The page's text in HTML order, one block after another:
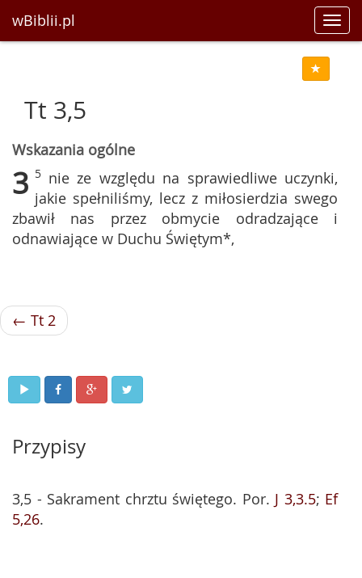
wBiblii.pl
Tt 3,5
Wskazania ogólne
3 5 nie ze względu na sprawiedliwe uczynki,
jakie spełniliśmy, lecz z miłosierdzia swego
zbawił nas przez obmycie odradzające i
odnawiające w Duchu Świętym*,
← Tt 2
Przypisy
3,5 - Sakrament chrztu świętego. Por. J 3,3.5; Ef
5,26.